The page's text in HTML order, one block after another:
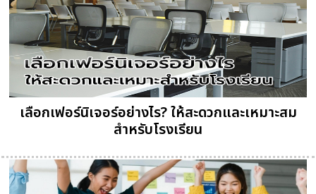
เลือกเฟอร์นิเจอร์อย่างไร? ให้สะดวกและเหมาะสม
สำหรับโรงเรียน